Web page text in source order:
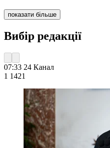
показати більше
Вибір редакції
07:33 24 Канал
1 1421